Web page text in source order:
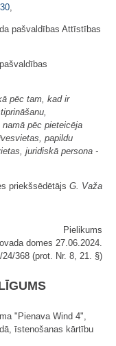
,
pašvaldības Attīstības
pēc tam, kad ir
pēc pieteicēja
papildu
juridiskā persona -
priekšsēdētājs G. Važa
Pielikums
domes 27.06.2024.
24/368 (prot. Nr. 8, 21. §)
"Pienava Wind 4",
īstenošanas kārtību